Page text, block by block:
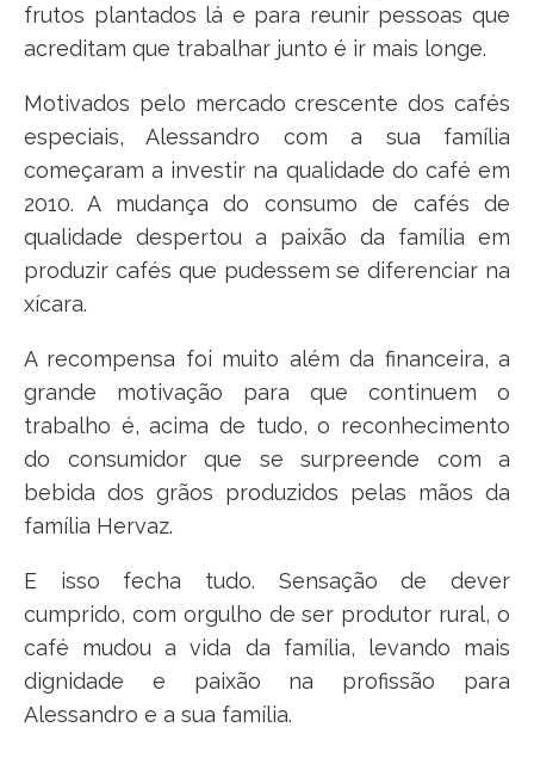
frutos plantados lá e para reunir pessoas que
acreditam que trabalhar junto é ir mais longe.
Motivados pelo mercado crescente dos cafés
especiais, Alessandro com a sua família
começaram a investir na qualidade do café em
2010. A mudança do consumo de cafés de
qualidade despertou a paixão da família em
produzir cafés que pudessem se diferenciar na
xícara.
A recompensa foi muito além da financeira, a
grande motivação para que continuem o
trabalho é, acima de tudo, o reconhecimento
do consumidor que se surpreende com a
bebida dos grãos produzidos pelas mãos da
família Hervaz.
E isso fecha tudo. Sensação de dever
cumprido, com orgulho de ser produtor rural, o
café mudou a vida da família, levando mais
dignidade e paixão na profissão para
Alessandro e a sua família.